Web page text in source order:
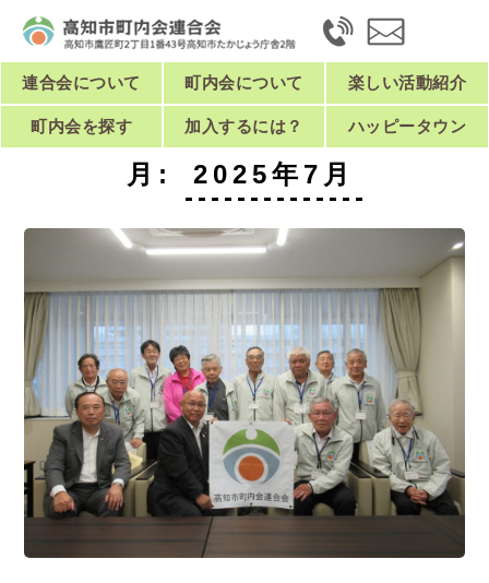
連合会について 町内会について 楽しい活動紹介
町内会を探す 加入するには？ ハッピータウン
月: 2025年7月